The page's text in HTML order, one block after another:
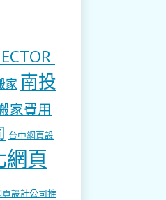
家 南投
家費用
台中網頁設
網頁
設計公司推